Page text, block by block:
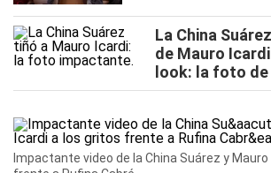
La China
de Mauro
look: la foto
Impactante video de la China Suárez y